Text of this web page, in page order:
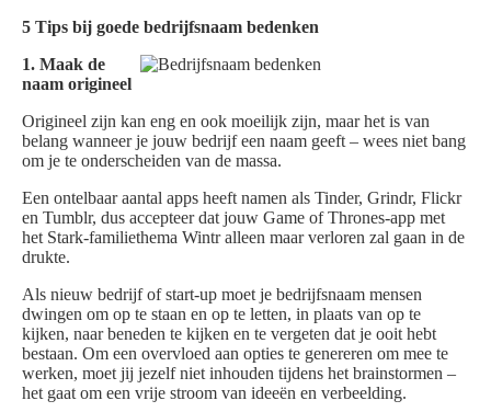
5 Tips bij goede bedrijfsnaam bedenken
1. Maak de
naam origineel
Origineel zijn kan eng en ook moeilijk zijn, maar het is van
belang wanneer je jouw bedrijf een naam geeft – wees niet bang
om je te onderscheiden van de massa.
Een ontelbaar aantal apps heeft namen als Tinder, Grindr, Flickr
en Tumblr, dus accepteer dat jouw Game of Thrones-app met
het Stark-familiethema Wintr alleen maar verloren zal gaan in de
drukte.
Als nieuw bedrijf of start-up moet je bedrijfsnaam mensen
dwingen om op te staan en op te letten, in plaats van op te
kijken, naar beneden te kijken en te vergeten dat je ooit hebt
bestaan. Om een overvloed aan opties te genereren om mee te
werken, moet jij jezelf niet inhouden tijdens het brainstormen –
het gaat om een vrije stroom van ideeën en verbeelding.